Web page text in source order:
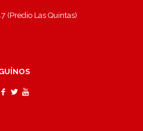
(Predio Las Quintas)